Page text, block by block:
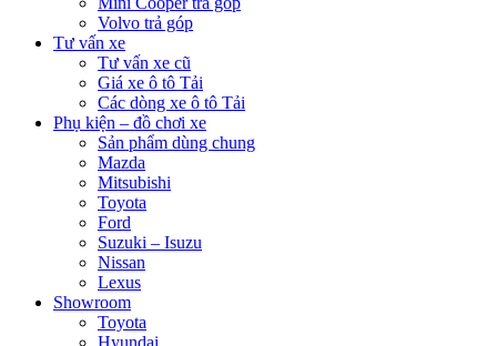
Volvo trả góp
Tư vấn xe
Tư vấn xe cũ
Giá xe ô tô Tải
Các dòng xe ô tô Tải
Phụ kiện – đồ chơi xe
Sản phẩm dùng chung
Mazda
Mitsubishi
Toyota
Ford
Suzuki – Isuzu
Nissan
Lexus
Showroom
Toyota
Hyundai